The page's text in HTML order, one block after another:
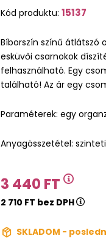
Kód produktu: 15137
Bíborszín színű átlátszó
esküvői csarnokok
felhasználható. Egy
található! Az ár egy
Paraméterek: egy
Anyagösszetétel:
3 440 FT
2 710 FT bez DPH
SKLADOM -